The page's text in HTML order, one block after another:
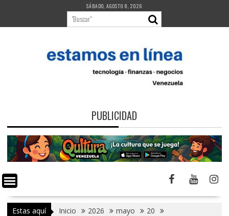
contenido
SÁBADO, AGOSTO 8, 2026
PUBLICIDAD
Estas aquí Inicio 2026 mayo
20